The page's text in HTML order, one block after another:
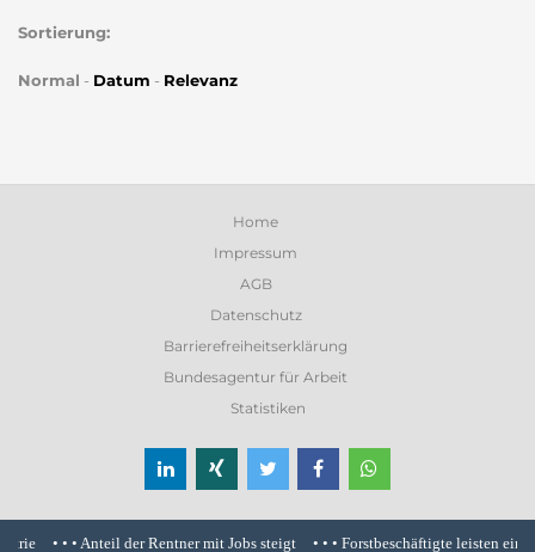
Sortierung:
Normal - Datum - Relevanz
Home
Impressum
AGB
Datenschutz
Barrierefreiheitserklärung
Bundesagentur für Arbeit
Statistiken
• • •Anteil der Rentner mit Jobs steigt • • •Forstbeschäftigte leisten einen